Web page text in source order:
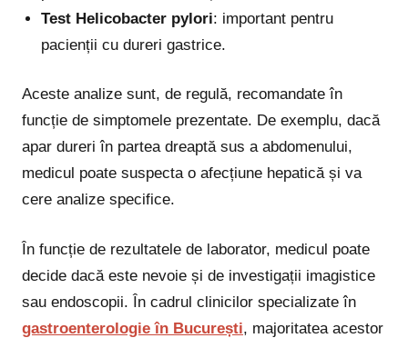
Test Helicobacter pylori: important pentru
pacienții cu dureri gastrice.
Aceste analize sunt, de regulă, recomandate în
funcție de simptomele prezentate. De exemplu, dacă
apar dureri în partea dreaptă sus a abdomenului,
medicul poate suspecta o afecțiune hepatică și va
cere analize specifice.
În funcție de rezultatele de laborator, medicul poate
decide dacă este nevoie și de investigații imagistice
sau endoscopii. În cadrul clinicilor specializate în
gastroenterologie în București, majoritatea acestor